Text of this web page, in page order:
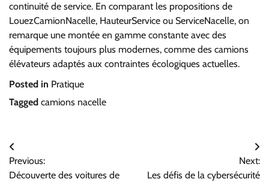
continuité de service. En comparant les propositions de
LouezCamionNacelle, HauteurService ou ServiceNacelle, on
remarque une montée en gamme constante avec des
équipements toujours plus modernes, comme des camions
élévateurs adaptés aux contraintes écologiques actuelles.
Posted in Pratique
Tagged camions nacelle
Navigation
de
Previous:
Découverte des voitures de
Next:
Les défis de la cybersécurité